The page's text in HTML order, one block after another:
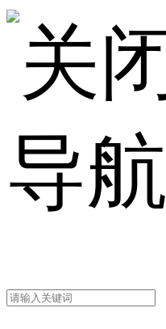
导航